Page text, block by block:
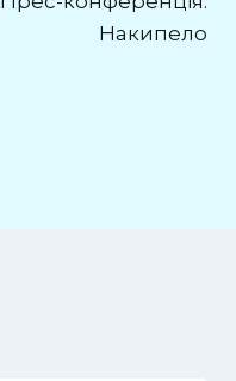
Накипело